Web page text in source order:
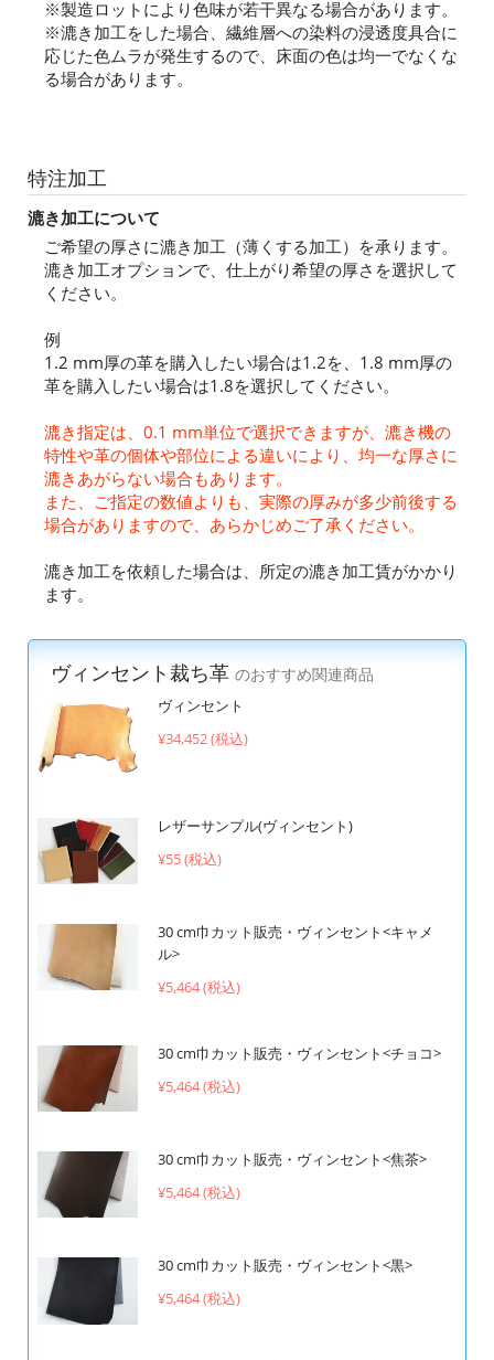
※製造ロットにより色味が若干異なる場合があります。
※漉き加工をした場合、繊維層への染料の浸透度具合に
応じた色ムラが発生するので、床面の色は均一でなくな
る場合があります。
特注加工
漉き加工について
ご希望の厚さに漉き加工（薄くする加工）を承ります。
漉き加工オプションで、仕上がり希望の厚さを選択して
ください。
例
1.2 mm厚の革を購入したい場合は1.2を、1.8 mm厚の
革を購入したい場合は1.8を選択してください。
漉き指定は、0.1 mm単位で選択できますが、漉き機の
特性や革の個体や部位による違いにより、均一な厚さに
漉きあがらない場合もあります。
また、ご指定の数値よりも、実際の厚みが多少前後する
場合がありますので、あらかじめご了承ください。
漉き加工を依頼した場合は、所定の漉き加工賃がかかり
ます。
ヴィンセント裁ち革 のおすすめ関連商品
ヴィンセント
¥34,452 (税込)
レザーサンプル(ヴィンセント)
¥55 (税込)
30 cm巾カット販売・ヴィンセント<キャメ
ル>
¥5,464 (税込)
30 cm巾カット販売・ヴィンセント<チョコ>
¥5,464 (税込)
30 cm巾カット販売・ヴィンセント<焦茶>
¥5,464 (税込)
30 cm巾カット販売・ヴィンセント<黒>
¥5,464 (税込)